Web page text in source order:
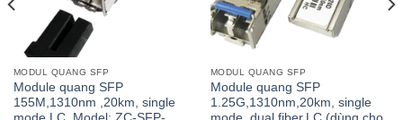
MODUL QUANG SFP
Module quang SFP
155M,1310nm ,20km, single
MODUL QUANG SFP
Module quang SFP
1.25G,1310nm,20km, single